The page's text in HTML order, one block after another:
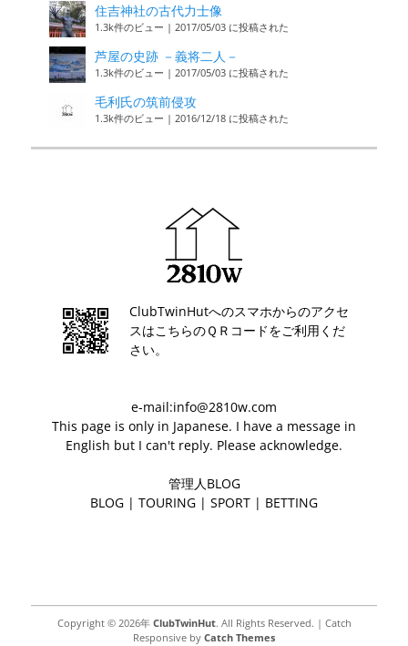
住吉神社の古代力士像
1.3k件のビュー | 2017/05/03 に投稿された
芦屋の史跡 －義将二人－
1.3k件のビュー | 2017/05/03 に投稿された
毛利氏の筑前侵攻
1.3k件のビュー | 2016/12/18 に投稿された
ClubTwinHutへのスマホからのアクセ
スはこちらのＱＲコードをご利用くだ
さい。
e-mail:info@2810w.com
This page is only in Japanese. I have a message in
English but I can't reply. Please acknowledge.
管理人BLOG
BLOG | TOURING | SPORT | BETTING
Copyright © 2026年 ClubTwinHut. All Rights Reserved. | Catch
Responsive by Catch Themes